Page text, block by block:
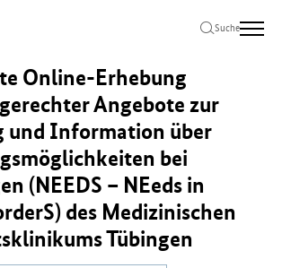
Suche
Online-Erhebung
Angebote zur
und Information über
bei
(NEEDS – NEeds in
des Medizinischen
Tübingen